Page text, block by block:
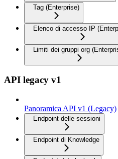
Tag (Enterprise)
Elenco di accesso IP
Limiti dei gruppi org
API legacy v1
Panoramica API v1 (Legacy)
Endpoint delle sessioni
Endpoint di Knowledge